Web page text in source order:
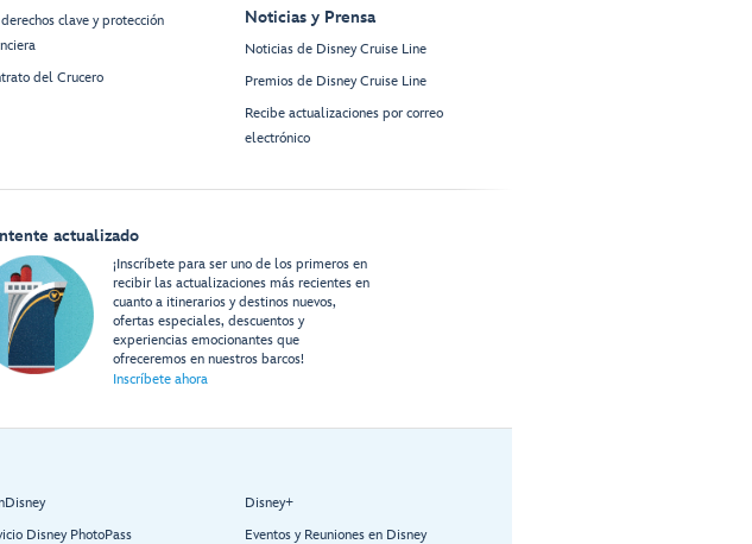
clave y protección
del Crucero
Noticias y Prensa
Noticias de Disney Cruise Line
Premios de Disney Cruise Line
Recibe actualizaciones por correo
electrónico
actualizado
¡Inscríbete para ser uno de los primeros en
recibir las actualizaciones más recientes en
cuanto a itinerarios y destinos nuevos,
ofertas especiales, descuentos y
experiencias emocionantes que
ofreceremos en nuestros barcos!
Inscríbete ahora
Disney PhotoPass
Disney+
Eventos y Reuniones en Disney